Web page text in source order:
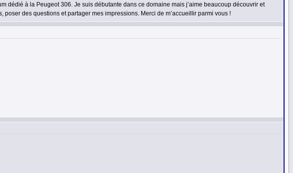
dédié à la Peugeot 306. Je suis débutante dans ce domaine mais j’aime beaucoup découvrir et
des questions et partager mes impressions. Merci de m’accueillir parmi vous !